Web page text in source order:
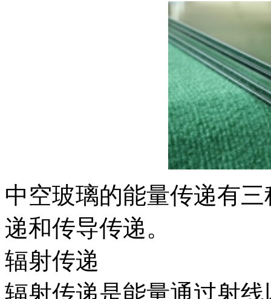
中空玻璃的能量传递有
递和传导传递。
辐射传递
辐射传递是能量通过射